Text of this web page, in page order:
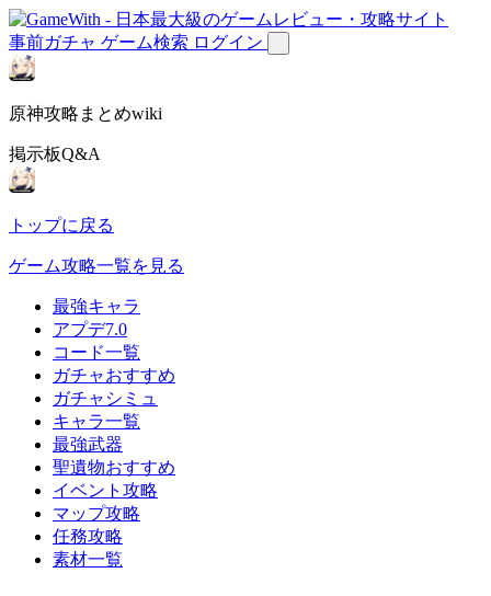
事前ガチャ ゲーム検索 ログイン
原神攻略まとめwiki
掲示板Q&A
トップに戻る
ゲーム攻略一覧を見る
最強キャラ
アプデ7.0
コード一覧
ガチャおすすめ
ガチャシミュ
キャラ一覧
最強武器
聖遺物おすすめ
イベント攻略
マップ攻略
任務攻略
素材一覧